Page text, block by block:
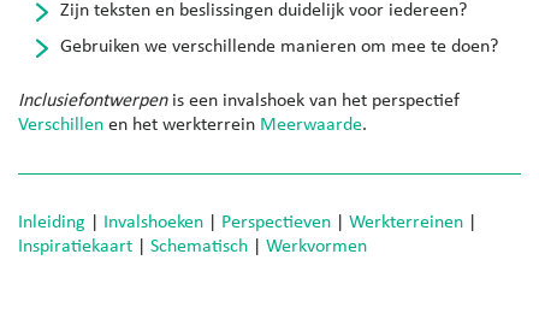
Zijn teksten en beslissingen duidelijk voor iedereen?
Gebruiken we verschillende manieren om mee te doen?
Inclusiefontwerpen is een invalshoek van het perspectief
Verschillen en het werkterrein Meerwaarde.
Inleiding Invalshoeken Perspectieven Werkterreinen
Inspiratiekaart
Schematisch Werkvormen